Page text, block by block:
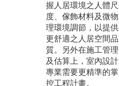
握人居環境之人體尺
度、傢飾材料及微物
理環境調節，以提供
更舒適之人居空間品
質。另外在施工管理
及估算上，室內設計
專業需要更精準的掌
控工程計畫。